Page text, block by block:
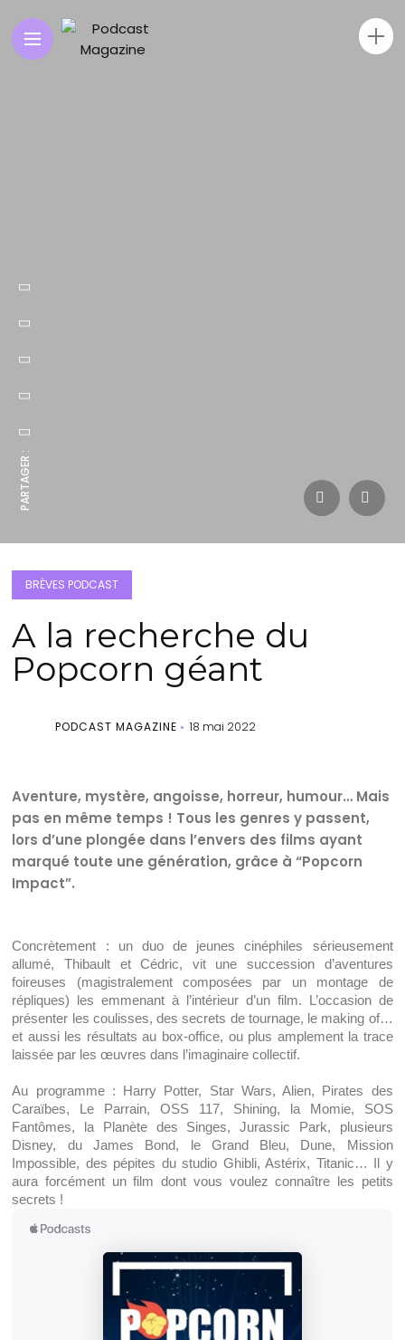
PARTAGER :
BRÈVES PODCAST
A la recherche du
Popcorn géant
PODCAST MAGAZINE 18 mai 2022
Aventure, mystère, angoisse, horreur, humour… Mais
pas en même temps ! Tous les genres y passent,
lors d’une plongée dans l’envers des films ayant
marqué toute une génération, grâce à “Popcorn
Impact”.
Concrètement : un duo de jeunes cinéphiles sérieusement
allumé, Thibault et Cédric, vit une succession d’aventures
foireuses (magistralement composées par un montage de
répliques) les emmenant à l’intérieur d’un film. L’occasion de
présenter les coulisses, des secrets de tournage, le making of…
et aussi les résultats au box-office, ou plus amplement la trace
laissée par les œuvres dans l’imaginaire collectif.
Au programme : Harry Potter, Star Wars, Alien, Pirates des
Caraïbes, Le Parrain, OSS 117, Shining, la Momie, SOS
Fantômes, la Planète des Singes, Jurassic Park, plusieurs
Disney, du James Bond, le Grand Bleu, Dune, Mission
Impossible, des pépites du studio Ghibli, Astérix, Titanic… Il y
aura forcément un film dont vous voulez connaître les petits
secrets !